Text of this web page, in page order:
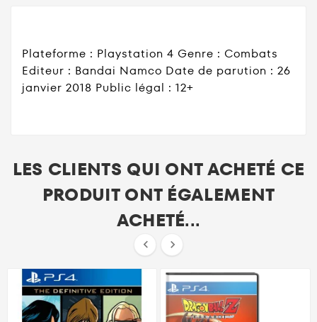
Plateforme : Playstation 4 Genre : Combats
Editeur : Bandai Namco Date de parution : 26
janvier 2018 Public légal : 12+
LES CLIENTS QUI ONT ACHETÉ CE
PRODUIT ONT ÉGALEMENT
ACHETÉ...
 